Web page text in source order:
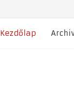
Kezdőlap